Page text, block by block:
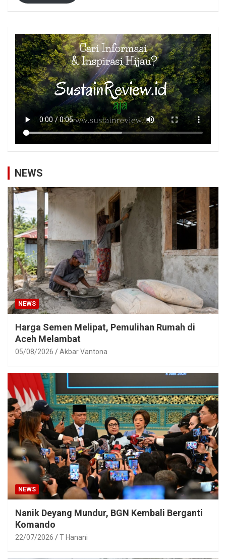
NEWS
NEWS
Harga Semen Melipat, Pemulihan Rumah di
Aceh Melambat
05/08/2026 Akbar Vantona
NEWS
Nanik Deyang Mundur, BGN Kembali Berganti
Komando
22/07/2026 T Hanani